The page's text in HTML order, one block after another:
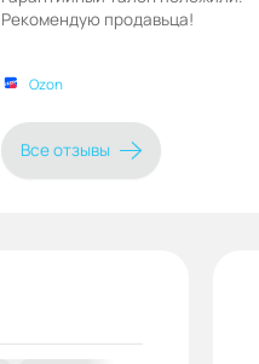
Рекомендую продавьца!
Ozon
Все отзывы